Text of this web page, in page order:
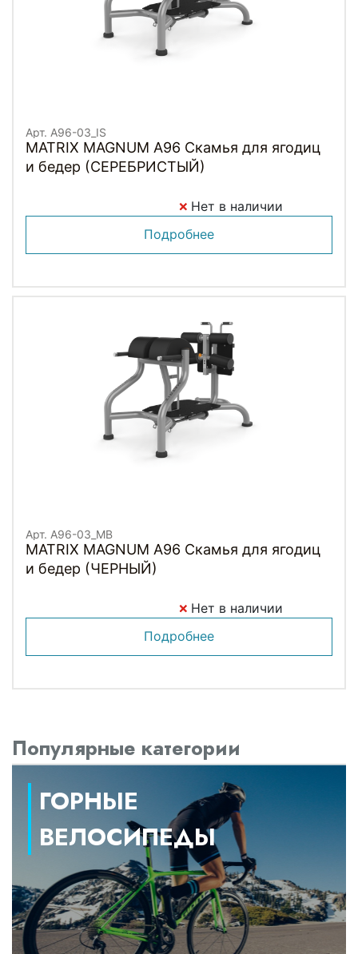
Арт. A96-03_IS
MATRIX MAGNUM A96 Скамья для ягодиц
и бедер (СЕРЕБРИСТЫЙ)
Нет в наличии
Подробнее
Арт. A96-03_MB
MATRIX MAGNUM A96 Скамья для ягодиц
и бедер (ЧЕРНЫЙ)
Нет в наличии
Подробнее
Популярные категории
ГОРНЫЕ
ВЕЛОСИПЕДЫ